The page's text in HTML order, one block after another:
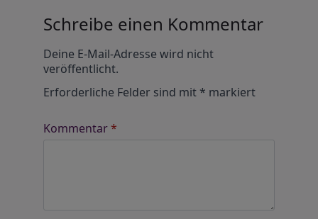
Schreibe einen Kommentar
Deine E-Mail-Adresse wird nicht
veröffentlicht.
Erforderliche Felder sind mit* markiert
Kommentar*